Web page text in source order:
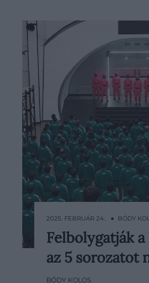
Sokunk számára a
egyet jelent a
Léteznek azonban
2025. FEBRUÁR 24. ● BÓDY
Felbolygatják
az 5 sorozatot
BÓDY KOLOS